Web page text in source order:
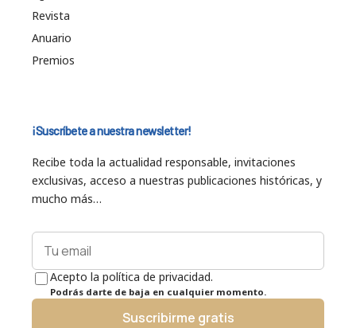
Revista
Anuario
Premios
¡Suscríbete a nuestra newsletter!
Recibe toda la actualidad responsable, invitaciones
exclusivas, acceso a nuestras publicaciones históricas, y
mucho más…
Acepto la política de privacidad.
Podrás darte de baja en cualquier momento.
Suscribirme gratis